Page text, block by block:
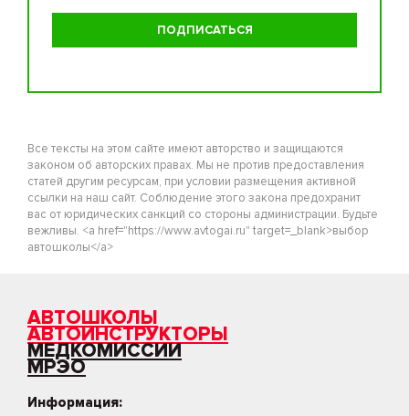
Все тексты на этом сайте имеют авторство и защищаются
законом об авторских правах. Мы не против предоставления
статей другим ресурсам, при условии размещения активной
ссылки на наш сайт. Соблюдение этого закона предохранит
вас от юридических санкций со стороны администрации. Будьте
вежливы. <a href="https://www.avtogai.ru" target=_blank>выбор
автошколы</a>
АВТОШКОЛЫ
АВТОИНСТРУКТОРЫ
МЕДКОМИССИИ
МРЭО
Информация: